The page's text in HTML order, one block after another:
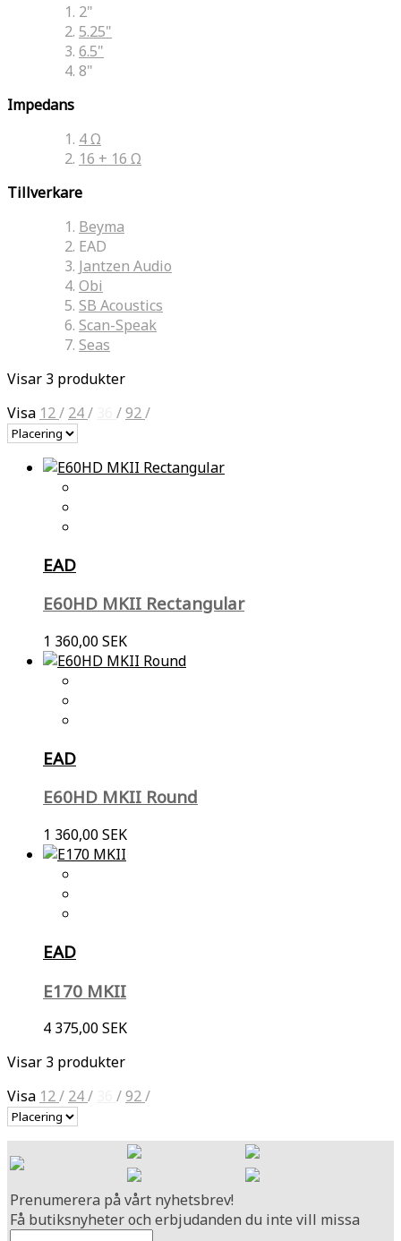
2"
5.25"
6.5"
8"
Impedans
4 Ω
16 + 16 Ω
Tillverkare
Beyma
EAD
Jantzen Audio
Obi
SB Acoustics
Scan-Speak
Seas
Visar 3 produkter
Visa 12/ 24/ /92/
EAD
E60HD MKII Rectangular
1 360,00 SEK
EAD
E60HD MKII Round
1 360,00 SEK
EAD
E170 MKII
4 375,00 SEK
Visar 3 produkter
Visa 12/ 24/ /92/
Prenumerera på vårt nyhetsbrev!
Få butiksnyheter och erbjudanden du inte vill missa